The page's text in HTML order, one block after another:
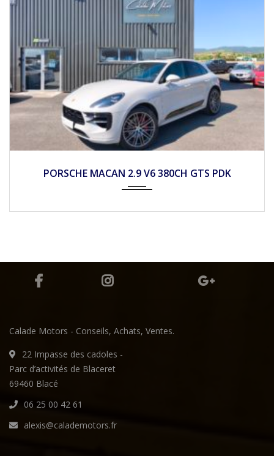
PORSCHE 911 (991) I 3.4 350CH TARGA 4 PDK
Calade Motors - Conseils, Achats, Ventes.
22 Impasse des cadoles -
Parc d’activités de Blaceret
69460 Blacé
06 25 00 42 61
alexis@calademotors.fr